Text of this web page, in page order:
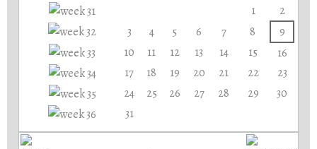
1
2
3
4 5 6 7 8
9
10
11 12 13 14 15
16
17
18 19 20 21 22
23
24
25 26 27 28 29
30
31